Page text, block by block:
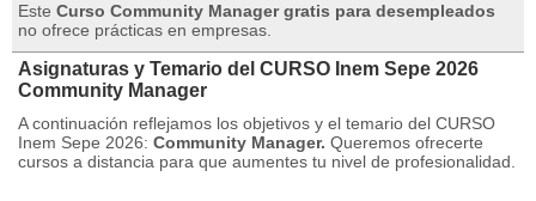
Este Curso Community Manager gratis para desempleados
no ofrece prácticas en empresas.
Asignaturas y Temario del CURSO Inem Sepe 2026
Community Manager
A continuación reflejamos los objetivos y el temario del CURSO
Inem Sepe 2026: Community Manager. Queremos ofrecerte
cursos a distancia para que aumentes tu nivel de profesionalidad.